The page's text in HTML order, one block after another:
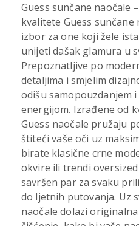
Guess sunčane naočale
kvalitete Guess sunčane
izbor za one koji žele
unijeti dašak glamura u
Prepoznatljive po
detaljima i smjelim
odišu samopouzdanjem
energijom. Izrađene od
Guess naočale pružaju
štiteći vaše oči uz
birate klasične crne
okvire ili trendi
savršen par za svaku
do ljetnih putovanja. Uz
naočale dolazi